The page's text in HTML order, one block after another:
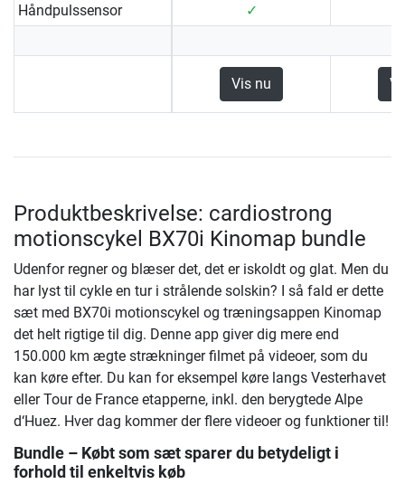
Håndpulssensor
✓
Vis nu
Produktbeskrivelse: cardiostrong
motionscykel BX70i Kinomap bundle
Udenfor regner og blæser det, det er iskoldt og glat. Men du
har lyst til cykle en tur i strålende solskin? I så fald er dette
sæt med BX70i motionscykel og træningsappen Kinomap
det helt rigtige til dig. Denne app giver dig mere end
150.000 km ægte strækninger filmet på videoer, som du
kan køre efter. Du kan for eksempel køre langs Vesterhavet
eller Tour de France etapperne, inkl. den berygtede Alpe
d‘Huez. Hver dag kommer der flere videoer og funktioner til!
Bundle – Købt som sæt sparer du betydeligt i
forhold til enkeltvis køb